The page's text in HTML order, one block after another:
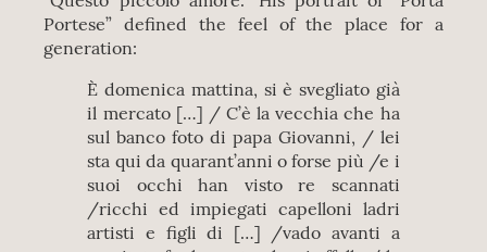
Portese” defined the feel of the place for a
generation:
È domenica mattina, si è svegliato già
il mercato […] / C’è la vecchia che ha
sul banco foto di papa Giovanni, / lei
sta qui da quarant’anni o forse più /e i
suoi occhi han visto re scannati
/ricchi ed impiegati capelloni ladri
artisti e figli di […] /vado avanti a